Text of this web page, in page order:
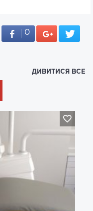
0
ДИВИТИСЯ ВСЕ